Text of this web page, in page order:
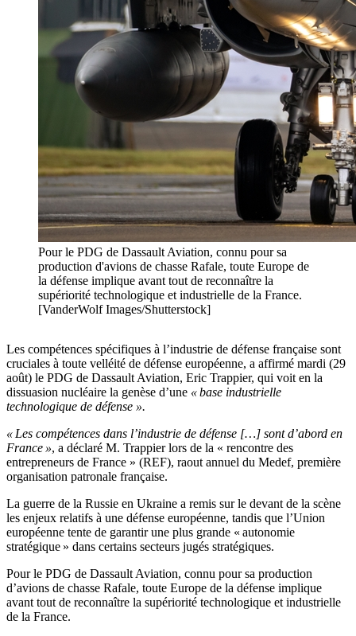
Pour le PDG de Dassault Aviation, connu pour sa
production d'avions de chasse Rafale, toute Europe de
la défense implique avant tout de reconnaître la
supériorité technologique et industrielle de la France.
[VanderWolf Images/Shutterstock]
Les compétences spécifiques à l’industrie de défense française sont
cruciales à toute velléité de défense européenne, a affirmé mardi (29
août) le PDG de Dassault Aviation, Eric Trappier, qui voit en la
dissuasion nucléaire la genèse d’une «base industrielle
technologique de défense ».
« Les compétences dans l’industrie de défense […] sont d’abord en
France », a déclaré M. Trappier lors de la « rencontre des
entrepreneurs de France » (REF), raout annuel du Medef, première
organisation patronale française.
La guerre de la Russie en Ukraine a remis sur le devant de la scène
les enjeux relatifs à une défense européenne, tandis que l’Union
européenne tente de garantir une plus grande « autonomie
stratégique » dans certains secteurs jugés stratégiques.
Pour le PDG de Dassault Aviation, connu pour sa production
d’avions de chasse Rafale, toute Europe de la défense implique
avant tout de reconnaître la supériorité technologique et industrielle
de la France.